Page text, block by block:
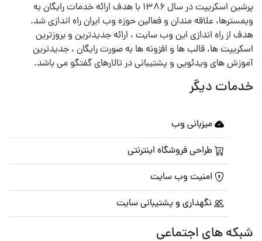
پرشین اسکریپت در سال ۱۳۸۶ با هدف ارائه خدمات رایگان به
وبمسترها، علاقه مندان و فعالین حوزه وب ایران راه اندازی شد.
هدف از راه اندازی این وب سایت ، ارائه جدیدترین و بروزترین
اسکریپت ها، قالب ها و افزونه ها به صورت رایگان ، جدیدترین
آموزش های ویدئویی و پشتیبانی در تالارهای گفتگو می باشد.
خدمات دیگر
میزبانی وب
طراحی فروشگاه اینترنتی
امنیت وب سایت
نگهداری و پشتیبانی سایت
شبکه های اجتماعی